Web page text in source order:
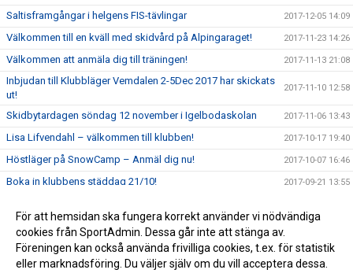
Saltisframgångar i helgens FIS-tävlingar 2017-12-05 14:09
Välkommen till en kväll med skidvård på Alpingaraget! 2017-11-23 14:26
Välkommen att anmäla dig till träningen! 2017-11-13 21:08
Inbjudan till Klubbläger Vemdalen 2-5Dec 2017 har skickats
ut!
2017-11-10 12:58
Skidbytardagen söndag 12 november i Igelbodaskolan 2017-11-06 13:43
Lisa Lifvendahl – välkommen till klubben! 2017-10-17 19:40
Höstläger på SnowCamp – Anmäl dig nu! 2017-10-07 16:46
Boka in klubbens städdag 21/10! 2017-09-21 13:55
Välkommen på årsmöte med kickoff för säsongen
2017/2018!
För att hemsidan ska fungera korrekt använder vi nödvändiga
cookies från SportAdmin. Dessa går inte att stänga av.
Föreningen kan också använda frivilliga cookies, t.ex. för statistik
eller marknadsföring. Du väljer själv om du vill acceptera dessa.